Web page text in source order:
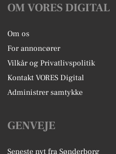
OM VORES DIGITAL
Om os
For annoncører
Vilkår og Privatlivspolitik
Kontakt VORES Digital
Administrer samtykke
GENVEJE
Seneste nyt fra Sønderborg